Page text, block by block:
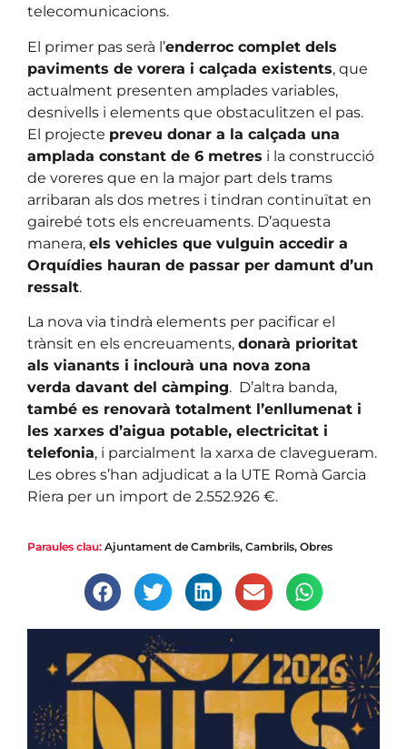
telecomunicacions.
El primer pas serà l’enderroc complet dels
paviments de vorera i calçada existents, que
actualment presenten amplades variables,
desnivells i elements que obstaculitzen el pas.
El projecte preveu donar a la calçada una
amplada constant de 6 metres i la construcció
de voreres que en la major part dels trams
arribaran als dos metres i tindran continuïtat en
gairebé tots els encreuaments. D’aquesta
manera, els vehicles que vulguin accedir a
Orquídies hauran de passar per damunt d’un
ressalt.
La nova via tindrà elements per pacificar el
trànsit en els encreuaments, donarà prioritat
als vianants i inclourà una nova zona
verda davant del càmping. D’altra banda,
també es renovarà totalment l’enllumenat i
les xarxes d’aigua potable, electricitat i
telefonia, i parcialment la xarxa de clavegueram.
Les obres s’han adjudicat a la UTE Romà Garcia
Riera per un import de 2.552.926 €.
Paraules clau: Ajuntament de Cambrils, Cambrils, Obres